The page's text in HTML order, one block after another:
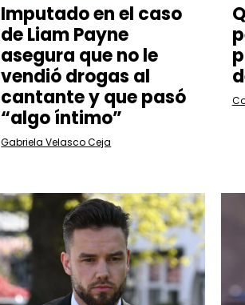
Imputado en el caso
de Liam Payne
asegura que no le
vendió drogas al
cantante y que pasó
“algo íntimo”
Gabriela Velasco Ceja